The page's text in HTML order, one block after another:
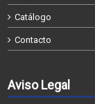
Catálogo
Contacto
Aviso Legal